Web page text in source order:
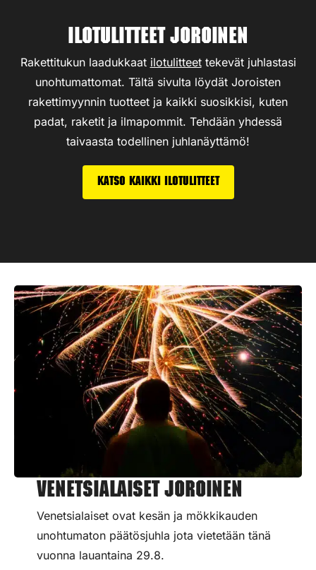
Ilotulitteet Joroinen
Rakettitukun laadukkaat ilotulitteettekevät juhlastasi
unohtumattomat. Tältä sivulta löydät Joroisten
rakettimyynnin tuotteet ja kaikki suosikkisi, kuten
padat, raketit ja ilmapommit. Tehdään yhdessä
taivaasta todellinen juhlanäyttämö!
Katso kaikki ilotulitteet
Venetsialaiset Joroinen
Venetsialaiset ovat kesän ja mökkikauden
unohtumaton päätösjuhla jota vietetään tänä
vuonna lauantaina 29.8.